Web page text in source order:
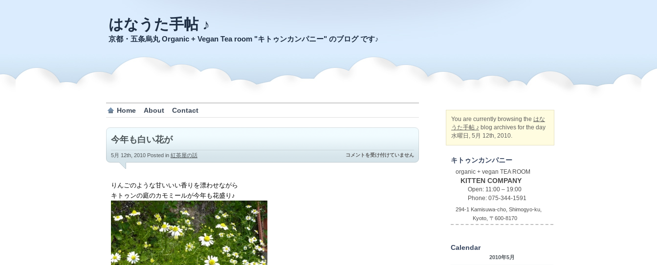
はなうた手帖 ♪
京都・五条烏丸 Organic + Vegan Tea room "キトゥンカンパニー" のブログ です♪
Home About Contact
今年も白い花が
5月 12th, 2010 Posted in 紅茶屋の話
今
年
コメントを受け付けていません
りんごのような甘いいい香りを漂わせながら
キトゥンの庭のカモミールが今年も花盛り♪
You are currently browsing the はな
うた手帖 ♪ blog archives for the day
水曜日, 5月 12th, 2010.
キトゥンカンパニー
organic + vegan TEA ROOM
KITTEN COMPANY
Open: 11:00 – 19:00
Phone: 075-344-1591
294-1 Kamisuwa-cho, Shimogyo-ku,
Kyoto, 〒600-8170
Calendar
2010年5月